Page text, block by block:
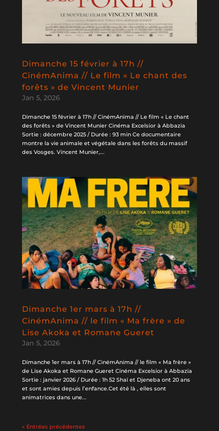
Dimanche 15 février à 17h //
CinémAnima // Le film « Le chant des
forêts » de Vincent Munier
Jan 5, 2026
Dimanche 15 février à 17h // CinémAnima // Le film « Le chant
des forêts » de Vincent Munier Cinéma Excelsior à Abbazia
Sortie : décembre 2025 / Durée : 93 min Ce documentaire
montre la vie animale et végétale dans les forêts du massif
des Vosges. Vincent Munier,...
Dimanche 1er mars à 17h //
CinémAnima // le film « Ma frère » de
Lise Akoka et Romane Gueret
Jan 5, 2026
Dimanche 1er mars à 17h // CinémAnima // le film « Ma frère »
de Lise Akoka et Romane Gueret Cinéma Excelsior à Abbazia
Sortie : janvier 2026 / Durée : 1h 52 Shaï et Djeneba ont 20 ans
et sont amies depuis l’enfance.Cet été là , elles sont
animatrices dans une...
« Entrées précédentes